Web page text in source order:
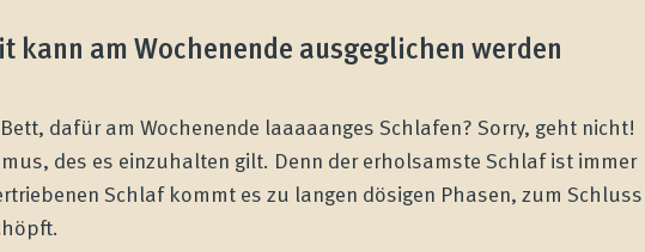
am Wochenende ausgeglichen werden
dafür am Wochenende laaaaanges Schlafen? Sorry, geht nicht!
des es einzuhalten gilt. Denn der erholsamste Schlaf ist immer
Schlaf kommt es zu langen dösigen Phasen, zum Schluss